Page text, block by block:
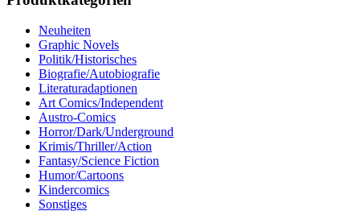
Neuheiten
Graphic Novels
Politik/Historisches
Biografie/Autobiografie
Literaturadaptionen
Art Comics/Independent
Austro-Comics
Horror/Dark/Underground
Krimis/Thriller/Action
Fantasy/Science Fiction
Humor/Cartoons
Kindercomics
Sonstiges